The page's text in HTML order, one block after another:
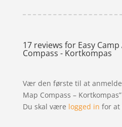
17 reviews for Easy
Compass - Kortkompas
Vær den første til at anmelde
Map Compass – Kortkompas”
Du skal være logged in for at